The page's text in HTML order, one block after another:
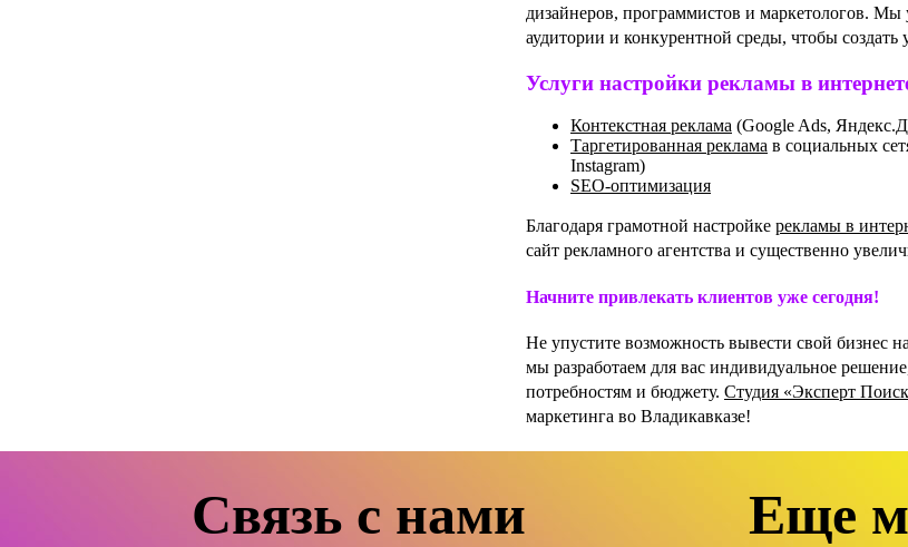
дизайнеров, программистов и маркетологов.
аудитории и конкурентной среды, чтобы
Услуги настройки рекламы в
Контекстная реклама (Google Ads,
Таргетированная реклама в социальных
Instagram)
SEO-оптимизация
Благодаря грамотной настройке рекламы в
сайт рекламного агентства и существенно
Начните привлекать клиентов уже сегодня!
Не упустите возможность вывести свой бизнес
мы разработаем для вас индивидуальное
потребностям и бюджету. Студия «Эксперт
маркетинга во Владикавказе!
Связь с нами Еще